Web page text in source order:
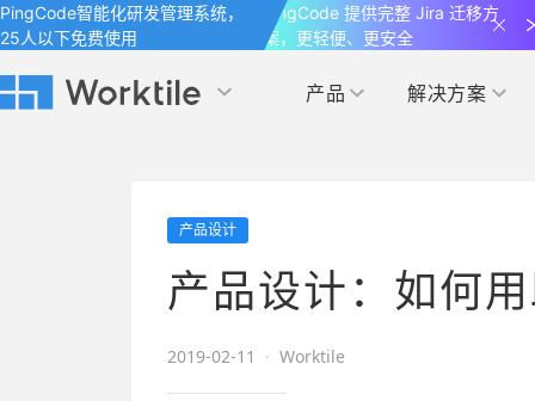
PingCode智能化研发管理系统，
25人以下免费使用
PingCode 提供完整 Jira 迁移方
案，更轻便、更安全
产品
以项目化的方式管理企业任务 国内率先覆盖 OKR
专注于工作场景的即时通讯工具
Worktile 旗下智能化研发管理工具 解决方案
Worktile 旗下智能化研发管理工具
全面了解 Worktile 的使用方法和技巧
发现最新的产品
解洞察
Worktile 旗下智能化研发管理工具
产品设计
产品设计：如何
2019-02-11 · Worktile